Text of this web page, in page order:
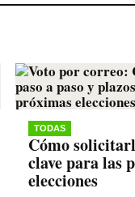
TODAS
Cómo
clave para las
elecciones